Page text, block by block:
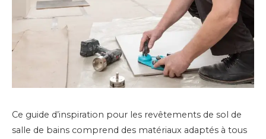
Ce guide d’inspiration pour les revêtements de sol de
salle de bains comprend des matériaux adaptés à tous